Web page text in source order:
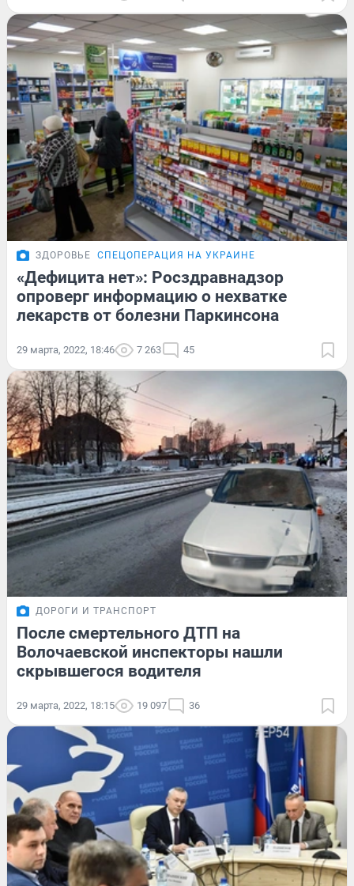
ЗДОРОВЬЕ СПЕЦОПЕРАЦИЯ НА УКРАИНЕ
«Дефицита нет»: Росздравнадзор
опроверг информацию о нехватке
лекарств от болезни Паркинсона
29 марта, 2022, 18:46 7 263 45
ДОРОГИ И ТРАНСПОРТ
После смертельного ДТП на
Волочаевской инспекторы нашли
скрывшегося водителя
29 марта, 2022, 18:15 19 097 36